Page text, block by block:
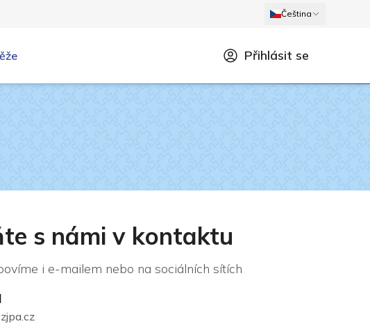
Čeština
Přihlásit se
s námi v kontaktu
i e-mailem nebo na sociálních sítích